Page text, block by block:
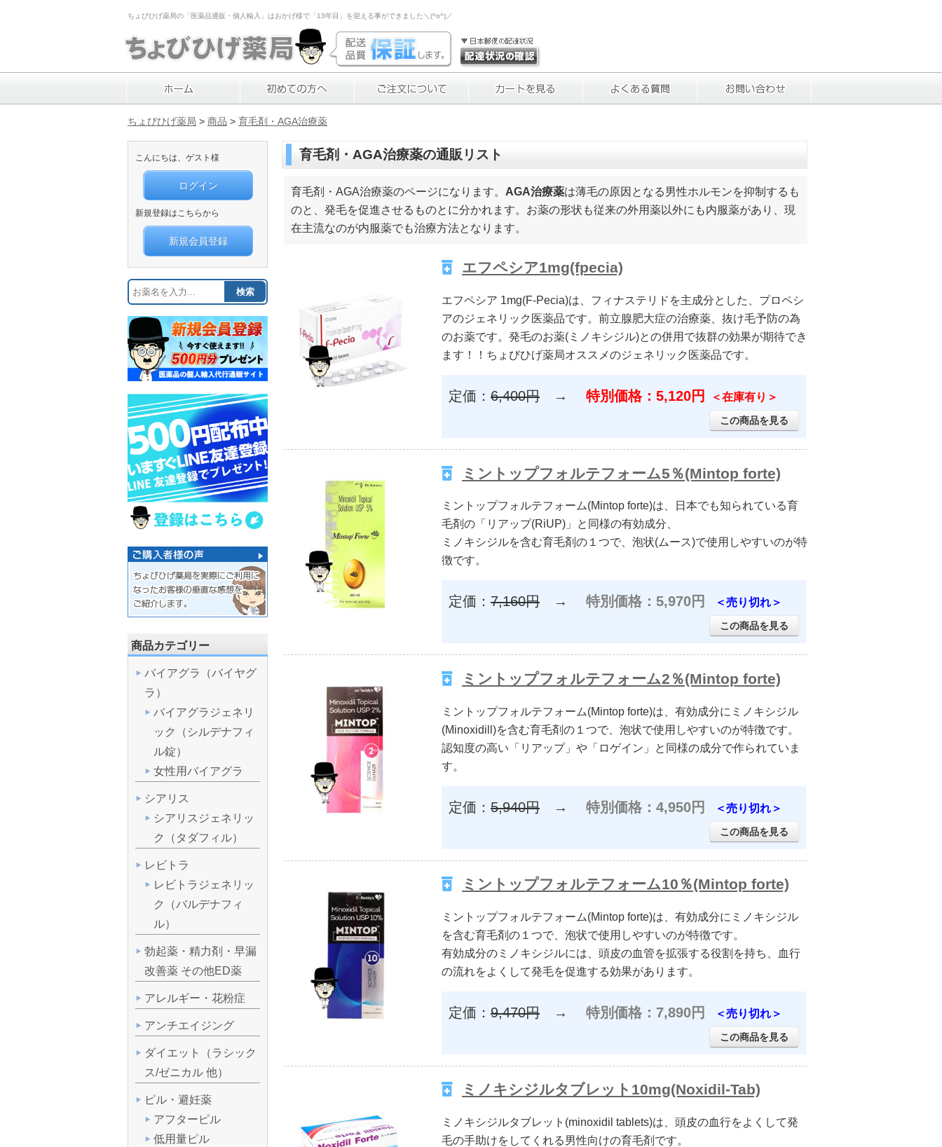
ちょびひげ薬局の「医薬品通販・個人輸入」はおかげ様で「13年目」を迎える事ができました＼(^o^)／
ちょびひげ薬局 > 商品 > 育毛剤・AGA治療薬
育毛剤・AGA治療薬の通販リスト
育毛剤・AGA治療薬のページになります。 AGA治療薬は薄毛の原因となる男性ホルモンを抑制するも
のと、発毛を促進させるものとに分かれます。お薬の形状も従来の外用薬以外にも内服薬があり、現
在主流なのが内服薬でも治療方法となります。
エフペシア1mg(fpecia)
エフペシア 1mg(F-Pecia)は、フィナステリドを主成分とした、プロペシ
アのジェネリック医薬品です。前立腺肥大症の治療薬、抜け毛予防の為
のお薬です。発毛のお薬(ミノキシジル)との併用で抜群の効果が期待でき
ます！！ちょびひげ薬局オススメのジェネリック医薬品です。
定価： 6,400円 → 特別価格：5,120円 ＜在庫有り＞
この商品を見る
ミントップフォルテフォーム5％(Mintop forte)
ミントップフォルテフォーム(Mintop forte)は、日本でも知られている育
毛剤の「リアップ(RiUP)」と同様の有効成分、
ミノキシジルを含む育毛剤の１つで、泡状(ムース)で使用しやすいのが特
徴です。
定価： 7,160円 → 特別価格：5,970円 ＜売り切れ＞
この商品を見る
ミントップフォルテフォーム2％(Mintop forte)
ミントップフォルテフォーム(Mintop forte)は、有効成分にミノキシジル
(Minoxidill)を含む育毛剤の１つで、泡状で使用しやすいのが特徴です。
認知度の高い「リアップ」や「ロゲイン」と同様の成分で作られていま
す。
定価： 5,940円 → 特別価格：4,950円 ＜売り切れ＞
この商品を見る
ミントップフォルテフォーム10％(Mintop forte)
ミントップフォルテフォーム(Mintop forte)は、有効成分にミノキシジル
を含む育毛剤の１つで、泡状で使用しやすいのが特徴です。
有効成分のミノキシジルには、頭皮の血管を拡張する役割を持ち、血行
の流れをよくして発毛を促進する効果があります。
定価： 9,470円 → 特別価格：7,890円 ＜売り切れ＞
この商品を見る
ミノキシジルタブレット10mg(Noxidil-Tab)
ミノキシジルタブレット(minoxidil tablets)は、頭皮の血行をよくして発
毛の手助けをしてくれる男性向けの育毛剤です。
こんにちは、ゲスト様
ログイン
新規登録はこちらから
新規会員登録
検索
商品カテゴリー
バイアグラ（バイヤグ
ラ）
バイアグラジェネリ
ック（シルデナフィ
ル錠）
女性用バイアグラ
シアリス
シアリスジェネリッ
ク（タダフィル）
レビトラ
レビトラジェネリッ
ク（バルデナフィ
ル）
勃起薬・精力剤・早漏
改善薬 その他ED薬
アレルギー・花粉症
アンチエイジング
ダイエット（ラシック
ス/ゼニカル 他）
ピル・避妊薬
アフターピル
低用量ピル